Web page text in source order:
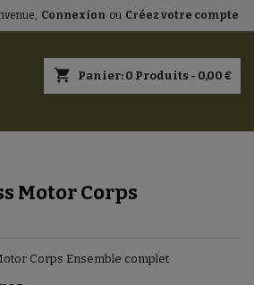
Connexion ou Créez votre compte
shopping_cart Panier: 0 Produits - 0,00 €
Motor Corps
Corps Ensemble complet